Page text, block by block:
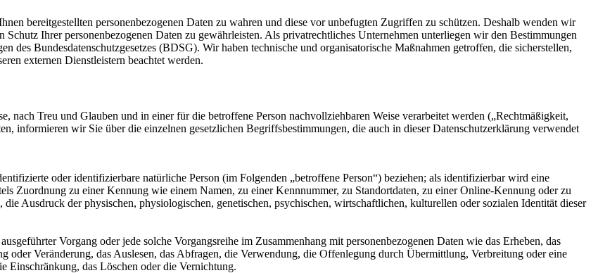
bereitgestellten personenbezogenen Daten zu wahren und diese vor unbefugten Zugriffen zu schützen. Deshalb wenden wir
Schutz Ihrer personenbezogenen Daten zu gewährleisten. Als privatrechtliches Unternehmen unterliegen wir den Bestimmungen
des Bundesdatenschutzgesetzes (BDSG). Wir haben technische und organisatorische Maßnahmen getroffen, die sicherstellen,
externen Dienstleistern beachtet werden.
nach Treu und Glauben und in einer für die betroffene Person nachvollziehbaren Weise verarbeitet werden („Rechtmäßigkeit,
informieren wir Sie über die einzelnen gesetzlichen Begriffsbestimmungen, die auch in dieser Datenschutzerklärung verwendet
oder identifizierbare natürliche Person (im Folgenden „betroffene Person“) beziehen; als identifizierbar wird eine
Zuordnung zu einer Kennung wie einem Namen, zu einer Kennnummer, zu Standortdaten, zu einer Online-Kennung oder zu
Ausdruck der physischen, physiologischen, genetischen, psychischen, wirtschaftlichen, kulturellen oder sozialen Identität dieser
Vorgang oder jede solche Vorgangsreihe im Zusammenhang mit personenbezogenen Daten wie das Erheben, das
oder Veränderung, das Auslesen, das Abfragen, die Verwendung, die Offenlegung durch Übermittlung, Verbreitung oder eine
Einschränkung, das Löschen oder die Vernichtung.